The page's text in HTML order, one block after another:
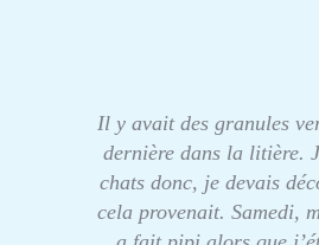
Il y avait des granules
dernière dans la litière.
chats donc, je devais
cela provenait. Samedi,